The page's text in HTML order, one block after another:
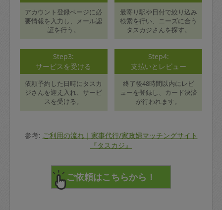
アカウント登録ページに必
要情報を入力し、メール認
証を行う。
最寄り駅や日付で絞り込み
検索を行い、ニーズに合う
タスカジさんを探す。
Step3:
サービスを受ける
依頼予約した日時にタスカ
ジさんを迎え入れ、サービ
スを受ける。
Step4:
支払いとレビュー
終了後48時間以内にレビ
ューを登録し、カード決済
が行われます。
参考: ご利用の流れ｜家事代行/家政婦マッチングサイト
『タスカジ』